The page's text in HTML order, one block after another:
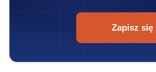
Zapisz się